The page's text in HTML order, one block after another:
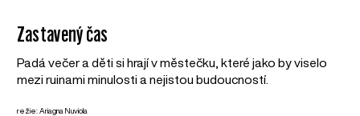
Zastavený čas
Padá večer a děti si hrají v městečku, které jako by viselo
mezi ruinami minulosti a nejistou budoucností.
režie: Ariagna Nuviola